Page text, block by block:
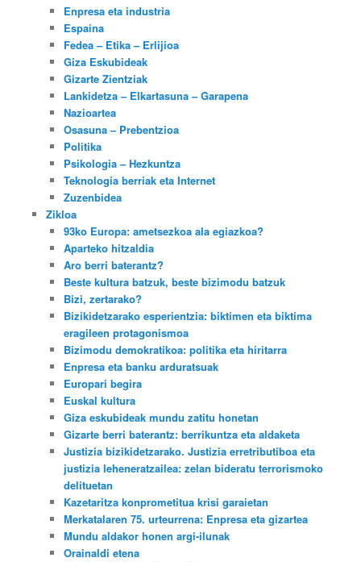
Enpresa eta industria
Espaina
Fedea – Etika – Erlijioa
Giza Eskubideak
Gizarte Zientziak
Lankidetza – Elkartasuna – Garapena
Nazioartea
Osasuna – Prebentzioa
Politika
Psikologia – Hezkuntza
Teknologia berriak eta Internet
Zuzenbidea
Zikloa
93ko Europa: ametsezkoa ala egiazkoa?
Aparteko hitzaldia
Aro berri baterantz?
Beste kultura batzuk, beste bizimodu batzuk
Bizi, zertarako?
Bizikidetzarako esperientzia: biktimen eta biktima
eragileen protagonismoa
Bizimodu demokratikoa: politika eta hiritarra
Enpresa eta banku arduratsuak
Europari begira
Euskal kultura
Giza eskubideak mundu zatitu honetan
Gizarte berri baterantz: berrikuntza eta aldaketa
Justizia bizikidetzarako. Justizia erretributiboa eta
justizia leheneratzailea: zelan bideratu terrorismoko
delituetan
Kazetaritza konprometitua krisi garaietan
Merkatalaren 75. urteurrena: Enpresa eta gizartea
Mundu aldakor honen argi-ilunak
Orainaldi etena